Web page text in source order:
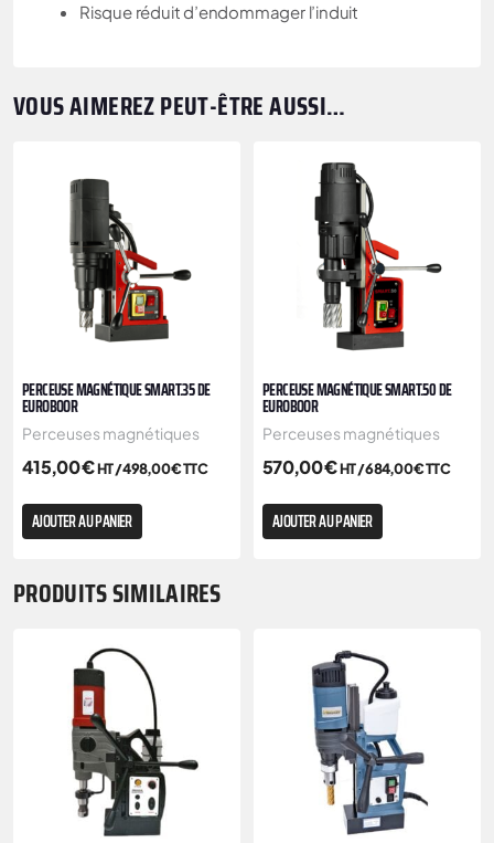
Risque réduit d’endommager l’induit
VOUS AIMEREZ PEUT-ÊTRE AUSSI…
PERCEUSE MAGNÉTIQUE SMART.35 DE
EUROBOOR
Perceuses magnétiques
415,00€HT /498,00€TTC
AJOUTER AU PANIER
PERCEUSE MAGNÉTIQUE SMART.50 DE
EUROBOOR
Perceuses magnétiques
570,00€HT /684,00€TTC
AJOUTER AU PANIER
PRODUITS SIMILAIRES